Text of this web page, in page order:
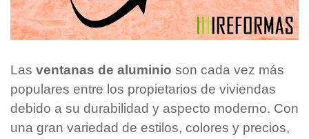
Las ventanas de aluminio son cada vez más
populares entre los propietarios de viviendas
debido a su durabilidad y aspecto moderno. Con
una gran variedad de estilos, colores y precios,